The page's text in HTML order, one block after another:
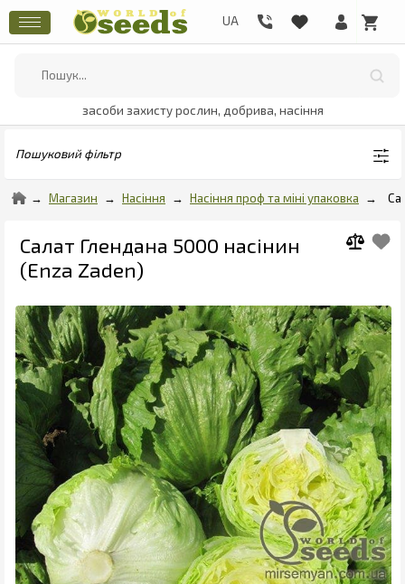
засоби захисту рослин, добрива, насіння
Пошуковий фільтр
Магазин Насіння Насіння проф та міні упаковка
Салат Глендана 5000 насінин
(Enza Zaden)